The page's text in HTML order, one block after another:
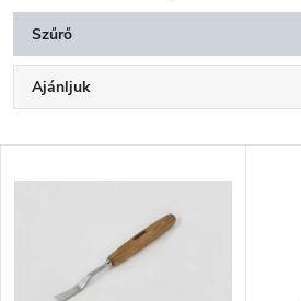
Szűrő
m
é
Ajánljuk
Legnépszerűbb termékek
ABC szerint
e